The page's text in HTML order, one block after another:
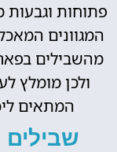
פתוחות וגבעות
המגוונים
מהשבילים
ולכן מומלץ
המתאים